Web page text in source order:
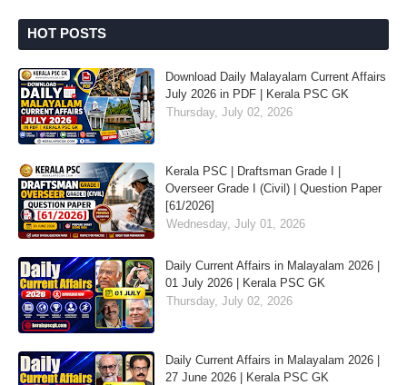
HOT POSTS
Download Daily Malayalam Current Affairs
July 2026 in PDF | Kerala PSC GK
Thursday, July 02, 2026
Kerala PSC | Draftsman Grade I |
Overseer Grade I (Civil) | Question Paper
[61/2026]
Wednesday, July 01, 2026
Daily Current Affairs in Malayalam 2026 |
01 July 2026 | Kerala PSC GK
Thursday, July 02, 2026
Daily Current Affairs in Malayalam 2026 |
27 June 2026 | Kerala PSC GK